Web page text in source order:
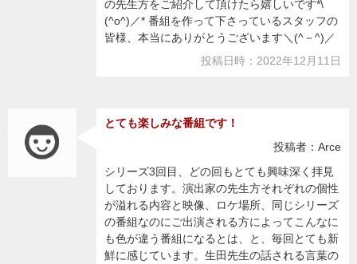
の先生方をご紹介して頂けたら嬉しいです*\
(^o^)／* 番組を作って下さっているスタッフの
皆様、本当にありがとうございます＼(^－^)／
投稿日時：2022年12月11日
とても楽しみな番組です！
投稿者：Arce
シリーズ3回目、どの回もとても興味深く拝見
しております。演出家の先生方それぞれの個性
が溢れる内容と映像、ロケ場所、同じシリーズ
の番組なのにご出演される方によってこんなに
も色が違う番組になるとは、と、毎回とても新
鮮に感じています。生田先生の話される言葉の